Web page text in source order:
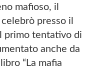
mafioso, il
presso il
primo tentativo di
anche da
“La mafia